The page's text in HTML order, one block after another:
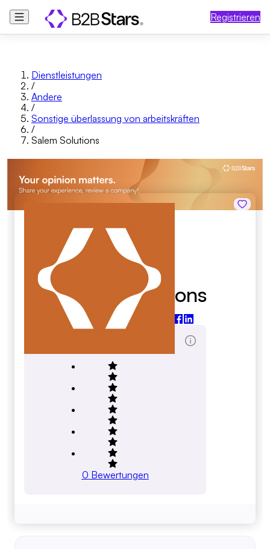
Registrieren
Dienstleistungen
/
Andere
/
Sonstige überlassung von arbeitskräften
/
Salem Solutions
Salem Solutions
salemsolutions.com
0 Bewertungen